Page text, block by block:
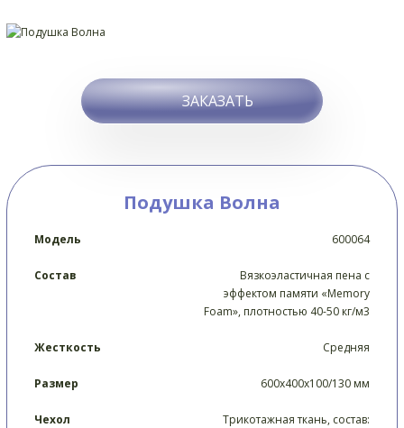
ЗАКАЗАТЬ
Подушка Волна
Модель 600064
Состав
Вязкоэластичная пена с
эффектом памяти «Memory
Foam», плотностью 40-50 кг/м3
Жесткость Средняя
Размер 600х400х100/130 мм
Чехол
Трикотажная ткань, состав: